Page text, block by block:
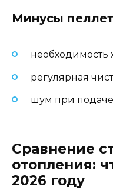
Минусы
необходимость
регулярная
шум при подаче
Сравнение
отопления:
2026 году